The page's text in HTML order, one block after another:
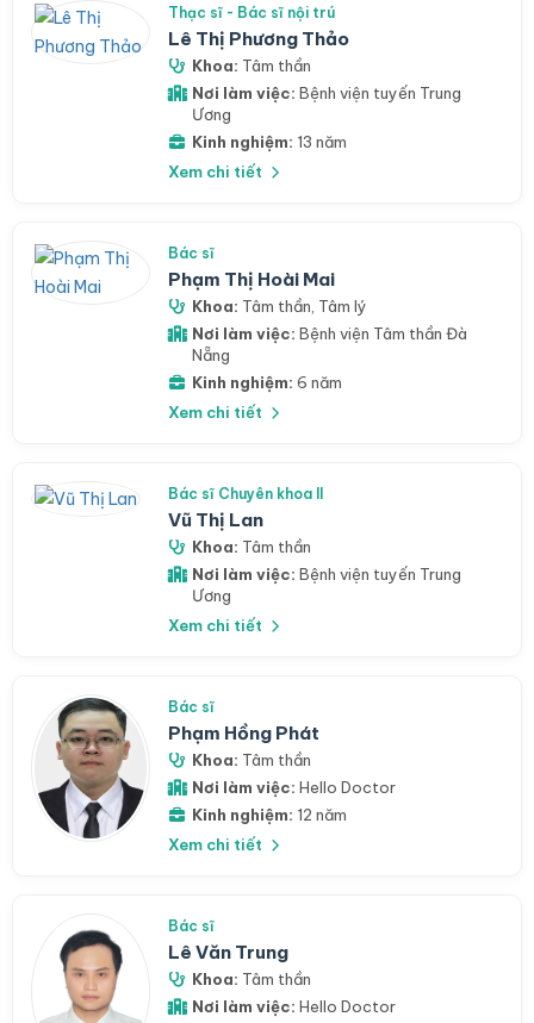
Thạc sĩ - Bác sĩ nội trú
Lê Thị Phương Thảo
Khoa: Tâm thần
Nơi làm việc: Bệnh viện tuyến Trung
Ương
Kinh nghiệm: 13 năm
Xem chi tiết
Bác sĩ
Phạm Thị Hoài Mai
Khoa: Tâm thần Tâm lý
Nơi làm việc: Bệnh viện Tâm thần Đà
Nẵng
Kinh nghiệm: 6 năm
Xem chi tiết
Bác sĩ Chuyên khoa II
Vũ Thị Lan
Khoa: Tâm thần
Nơi làm việc: Bệnh viện tuyến Trung
Ương
Xem chi tiết
Bác sĩ
Phạm Hồng Phát
Khoa: Tâm thần
Nơi làm việc: Hello Doctor
Kinh nghiệm: 12 năm
Xem chi tiết
Bác sĩ
Lê Văn Trung
Khoa: Tâm thần
Nơi làm việc: Hello Doctor